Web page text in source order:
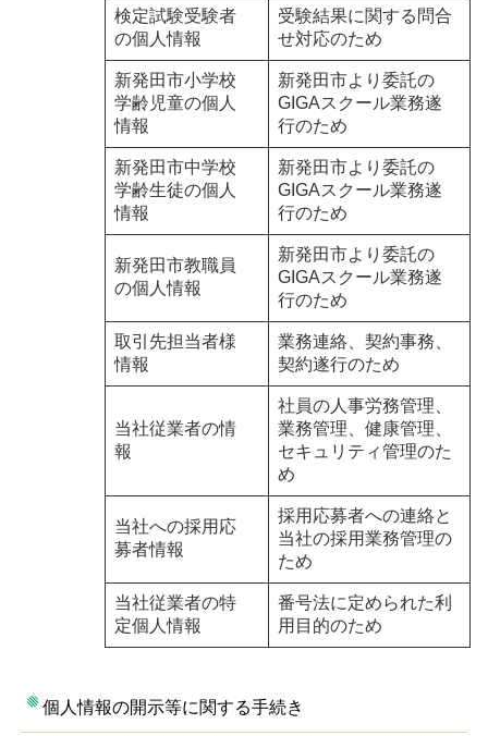
検定試験受験者
の個人情報
受験結果に関する問合
せ対応のため
新発田市小学校
学齢児童の個人
情報
新発田市より委託の
GIGAスクール業務遂
行のため
新発田市中学校
学齢生徒の個人
情報
新発田市より委託の
GIGAスクール業務遂
行のため
新発田市教職員
の個人情報
新発田市より委託の
GIGAスクール業務遂
行のため
取引先担当者様
情報
業務連絡、契約事務、
契約遂行のため
当社従業者の情
報
社員の人事労務管理、
業務管理、健康管理、
セキュリティ管理のた
め
当社への採用応
募者情報
採用応募者への連絡と
当社の採用業務管理の
ため
当社従業者の特
定個人情報
番号法に定められた利
用目的のため
個人情報の開示等に関する手続き